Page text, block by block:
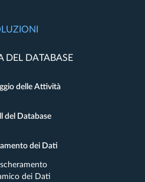
DEL DATABASE
delle Attività
del Database
dei Dati
dei Dati